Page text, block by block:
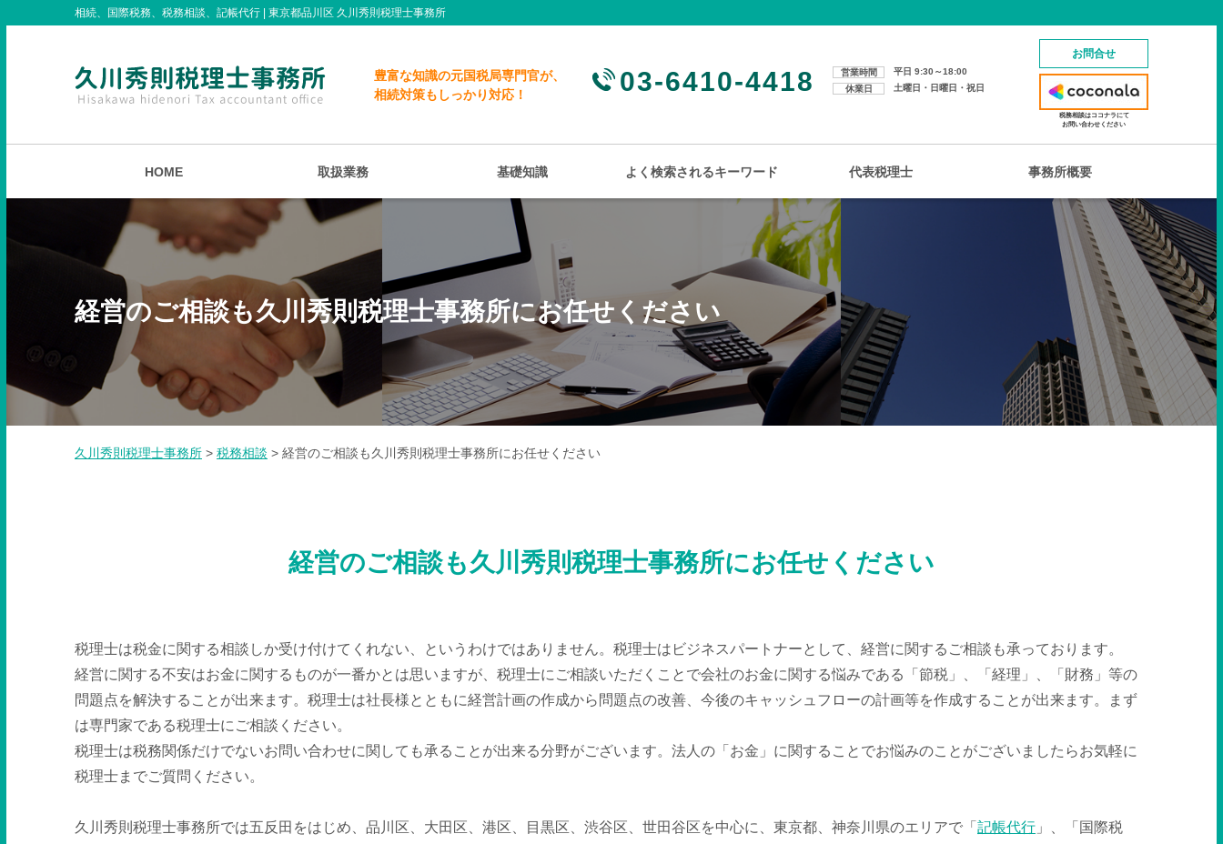
相続、国際税務、税務相談、記帳代行 | 東京都品川区 久川秀則税理士事務所
豊富な知識の元国税局専門官が、
相続対策もしっかり対応！
03-6410-4418 営業時間
平日 9:30～18:00
休業日
土曜日・日曜日・祝日
お問合せ
税務相談はココナラにて
お問い合わせください
HOME 取扱業務 基礎知識 よく検索されるキーワード 代表税理士 事務所概要
経営のご相談も久川秀則税理士事務所にお任せください
久川秀則税理士事務所 > 税務相談 > 経営のご相談も久川秀則税理士事務所にお任せください
経営のご相談も久川秀則税理士事務所にお任せください
税理士は税金に関する相談しか受け付けてくれない、というわけではありません。税理士はビジネスパートナーとして、経営に関するご相談も承っております。
経営に関する不安はお金に関するものが一番かとは思いますが、税理士にご相談いただくことで会社のお金に関する悩みである「節税」、「経理」、「財務」等の
問題点を解決することが出来ます。税理士は社長様とともに経営計画の作成から問題点の改善、今後のキャッシュフローの計画等を作成することが出来ます。まず
は専門家である税理士にご相談ください。
税理士は税務関係だけでないお問い合わせに関しても承ることが出来る分野がございます。法人の「お金」に関することでお悩みのことがございましたらお気軽に
税理士までご質問ください。
久川秀則税理士事務所では五反田をはじめ、品川区、大田区、港区、目黒区、渋谷区、世田谷区を中心に、東京都、神奈川県のエリアで「 記帳代行 」、「国際税